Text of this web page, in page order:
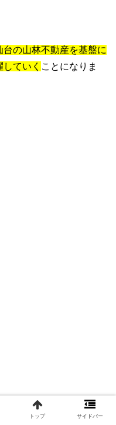
の山林不動産を基盤に
ていく ことになりま
トップ サイドバー